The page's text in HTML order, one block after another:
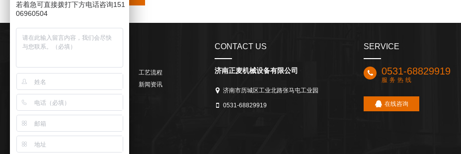
SITE MAP
公司简介 产品展示
工艺流程
售后服务
新闻资讯
啤酒文化
联系我们
CONTACT US
济南正麦机械设备有限公司
济南市历城区工业北路张马屯工业园
0531-68829919
SERVICE
0531-68829919
服务热线
在线咨询
若着急可直接拨打下方电话咨询151
06960504